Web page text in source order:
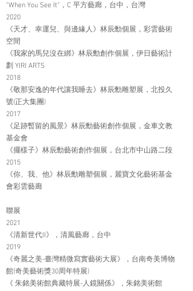
"When You See It"，C 平方藝廊，台中，台灣
2020
《天才、幸運兒、與邊緣人》林辰勳個展，彩雲藝術
空間
《我家的馬兒沒在綁》林辰勳創作個展，伊日藝術計
劃 YIRI ARTS
2018
《敬那安逸的年代讓我睡去》林辰勳雕塑展，北投久
號(正大集團)
2017
《足跡暫留的風景》林辰勳藝術創作個展，金車文教
基金會
《擺樣子》林辰勳藝術創作個展，台北市中山路二段
2015
《你、我、他》林辰勳雕塑個展，麗寶文化藝術基金
會彩雲藝廊
聯展
2021
《清新世代II》，清風藝廊，台中
2019
《奇麗之美-臺灣精微寫實藝術大展》，台南奇美博物
館(奇美藝術獎30周年特展)
《 朱銘美術館典藏特展-人鏡關係》，朱銘美術館